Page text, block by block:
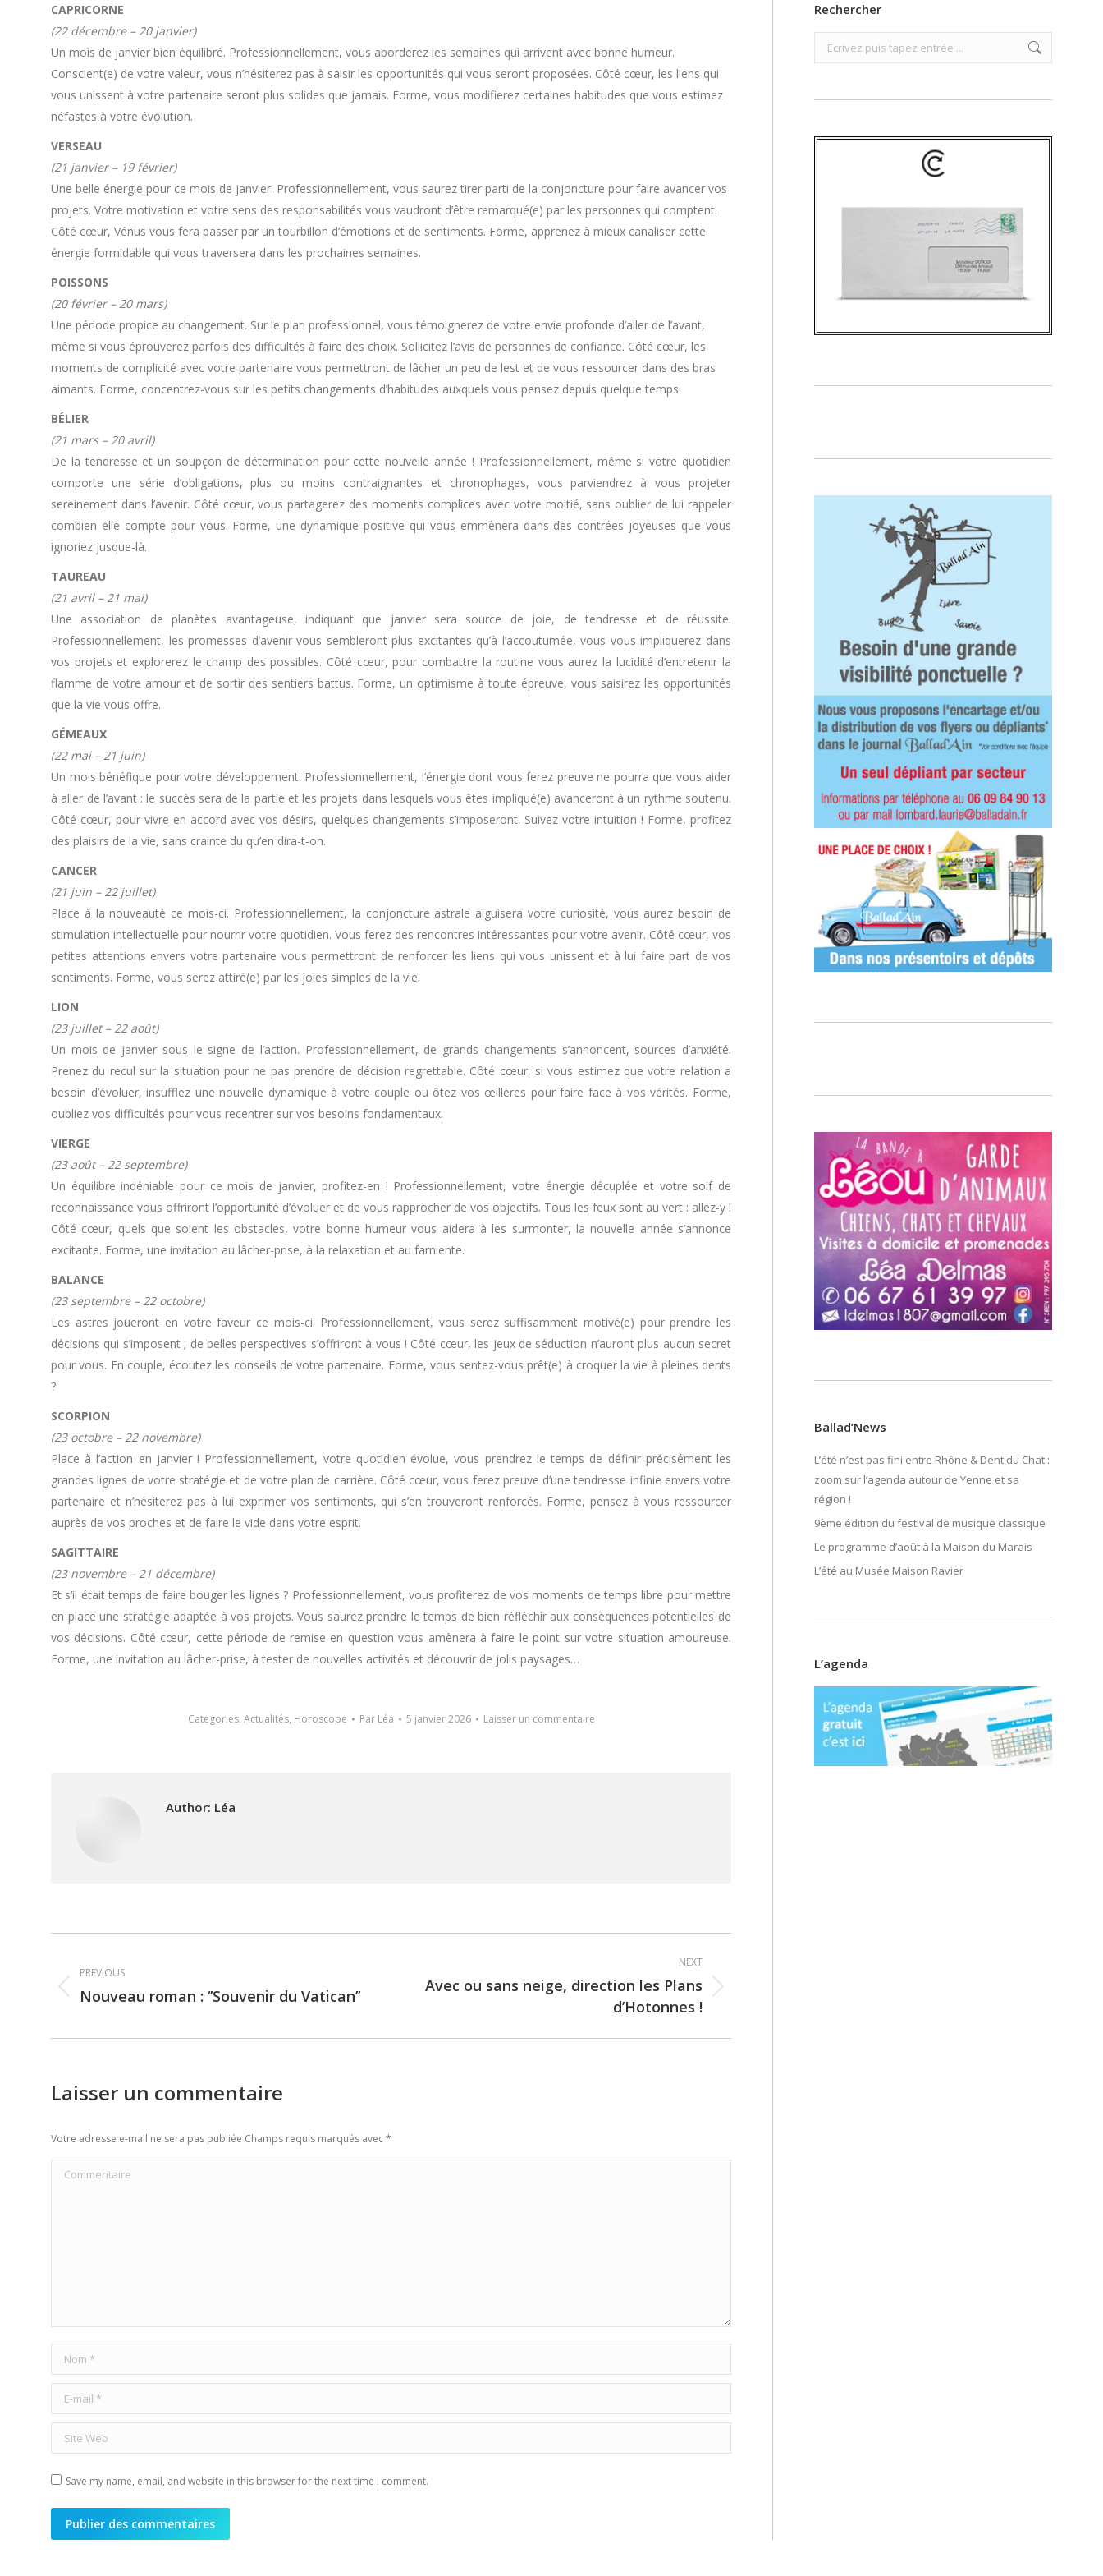
CAPRICORNE
(22 décembre – 20 janvier)
Un mois de janvier bien équilibré. Professionnellement, vous aborderez les semaines qui arrivent avec bonne humeur.
Conscient(e) de votre valeur, vous n’hésiterez pas à saisir les opportunités qui vous seront proposées. Côté cœur, les liens qui
vous unissent à votre partenaire seront plus solides que jamais. Forme, vous modifierez certaines habitudes que vous estimez
néfastes à votre évolution.
VERSEAU
(21 janvier – 19 février)
Une belle énergie pour ce mois de janvier. Professionnellement, vous saurez tirer parti de la conjoncture pour faire avancer vos
projets. Votre motivation et votre sens des responsabilités vous vaudront d’être remarqué(e) par les personnes qui comptent.
Côté cœur, Vénus vous fera passer par un tourbillon d’émotions et de sentiments. Forme, apprenez à mieux canaliser cette
énergie formidable qui vous traversera dans les prochaines semaines.
POISSONS
(20 février – 20 mars)
Une période propice au changement. Sur le plan professionnel, vous témoignerez de votre envie profonde d’aller de l’avant,
même si vous éprouverez parfois des difficultés à faire des choix. Sollicitez l’avis de personnes de confiance. Côté cœur, les
moments de complicité avec votre partenaire vous permettront de lâcher un peu de lest et de vous ressourcer dans des bras
aimants. Forme, concentrez-vous sur les petits changements d’habitudes auxquels vous pensez depuis quelque temps.
BÉLIER
(21 mars – 20 avril)
De la tendresse et un soupçon de détermination pour cette nouvelle année ! Professionnellement, même si votre quotidien
comporte une série d’obligations, plus ou moins contraignantes et chronophages, vous parviendrez à vous projeter
sereinement dans l’avenir. Côté cœur, vous partagerez des moments complices avec votre moitié, sans oublier de lui rappeler
combien elle compte pour vous. Forme, une dynamique positive qui vous emmènera dans des contrées joyeuses que vous
ignoriez jusque-là.
TAUREAU
(21 avril – 21 mai)
Une association de planètes avantageuse, indiquant que janvier sera source de joie, de tendresse et de réussite.
Professionnellement, les promesses d’avenir vous sembleront plus excitantes qu’à l’accoutumée, vous vous impliquerez dans
vos projets et explorerez le champ des possibles. Côté cœur, pour combattre la routine vous aurez la lucidité d’entretenir la
flamme de votre amour et de sortir des sentiers battus. Forme, un optimisme à toute épreuve, vous saisirez les opportunités
que la vie vous offre.
GÉMEAUX
(22 mai – 21 juin)
Un mois bénéfique pour votre développement. Professionnellement, l’énergie dont vous ferez preuve ne pourra que vous aider
à aller de l’avant : le succès sera de la partie et les projets dans lesquels vous êtes impliqué(e) avanceront à un rythme soutenu.
Côté cœur, pour vivre en accord avec vos désirs, quelques changements s’imposeront. Suivez votre intuition ! Forme, profitez
des plaisirs de la vie, sans crainte du qu’en dira-t-on.
CANCER
(21 juin – 22 juillet)
Place à la nouveauté ce mois-ci. Professionnellement, la conjoncture astrale aiguisera votre curiosité, vous aurez besoin de
stimulation intellectuelle pour nourrir votre quotidien. Vous ferez des rencontres intéressantes pour votre avenir. Côté cœur, vos
petites attentions envers votre partenaire vous permettront de renforcer les liens qui vous unissent et à lui faire part de vos
sentiments. Forme, vous serez attiré(e) par les joies simples de la vie.
LION
(23 juillet – 22 août)
Un mois de janvier sous le signe de l’action. Professionnellement, de grands changements s’annoncent, sources d’anxiété.
Prenez du recul sur la situation pour ne pas prendre de décision regrettable. Côté cœur, si vous estimez que votre relation a
besoin d’évoluer, insufflez une nouvelle dynamique à votre couple ou ôtez vos œillères pour faire face à vos vérités. Forme,
oubliez vos difficultés pour vous recentrer sur vos besoins fondamentaux.
VIERGE
(23 août – 22 septembre)
Un équilibre indéniable pour ce mois de janvier, profitez-en ! Professionnellement, votre énergie décuplée et votre soif de
reconnaissance vous offriront l’opportunité d’évoluer et de vous rapprocher de vos objectifs. Tous les feux sont au vert : allez-y !
Côté cœur, quels que soient les obstacles, votre bonne humeur vous aidera à les surmonter, la nouvelle année s’annonce
excitante. Forme, une invitation au lâcher-prise, à la relaxation et au farniente.
BALANCE
(23 septembre – 22 octobre)
Les astres joueront en votre faveur ce mois-ci. Professionnellement, vous serez suffisamment motivé(e) pour prendre les
décisions qui s’imposent ; de belles perspectives s’offriront à vous ! Côté cœur, les jeux de séduction n’auront plus aucun secret
pour vous. En couple, écoutez les conseils de votre partenaire. Forme, vous sentez-vous prêt(e) à croquer la vie à pleines dents
?
SCORPION
(23 octobre – 22 novembre)
Place à l’action en janvier ! Professionnellement, votre quotidien évolue, vous prendrez le temps de définir précisément les
grandes lignes de votre stratégie et de votre plan de carrière. Côté cœur, vous ferez preuve d’une tendresse infinie envers votre
partenaire et n’hésiterez pas à lui exprimer vos sentiments, qui s’en trouveront renforcés. Forme, pensez à vous ressourcer
auprès de vos proches et de faire le vide dans votre esprit.
SAGITTAIRE
(23 novembre – 21 décembre)
Et s’il était temps de faire bouger les lignes ? Professionnellement, vous profiterez de vos moments de temps libre pour mettre
en place une stratégie adaptée à vos projets. Vous saurez prendre le temps de bien réfléchir aux conséquences potentielles de
vos décisions. Côté cœur, cette période de remise en question vous amènera à faire le point sur votre situation amoureuse.
Forme, une invitation au lâcher-prise, à tester de nouvelles activités et découvrir de jolis paysages…
Categories: Actualités, Horoscope Par Léa 5 janvier 2026 Laisser un commentaire
Author: Léa
navigation
PREVIOUS
Previous
Nouveau roman : ‘’Souvenir du Vatican’’
NEXT
Next
Avec ou sans neige, direction les Plans
d’Hotonnes !
Laisser un commentaire
Votre adresse e-mail ne sera pas publiée Champs requis marqués avec*
Commentaire
Nom *
E-mail *
Site Web
Save my name, email, and website in this browser for the next time I comment.
Publier des commentaires
Rechercher
Search:
Ballad’News
L’été n’est pas fini entre Rhône & Dent du Chat :
zoom sur l’agenda autour de Yenne et sa
région !
9ème édition du festival de musique classique
Le programme d’août à la Maison du Marais
L’été au Musée Maison Ravier
L’agenda